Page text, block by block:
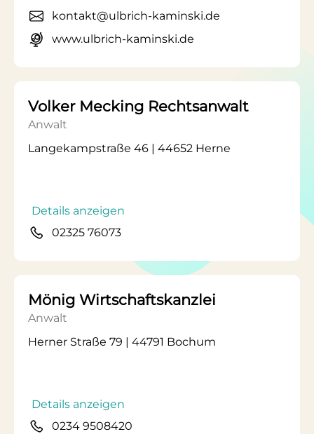
kontakt@ulbrich-kaminski.de
www.ulbrich-kaminski.de
Volker Mecking Rechtsanwalt
Anwalt
Langekampstraße 46 | 44652 Herne
Details anzeigen
02325 76073
Mönig Wirtschaftskanzlei
Anwalt
Herner Straße 79 | 44791 Bochum
Details anzeigen
0234 9508420